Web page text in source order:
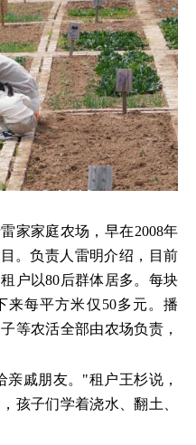
家家庭农场，早在2008年
。负责人雷明介绍，目前
户以80后群体居多。每块
来每平方米仅50多元。播
等农活全部由农场负责，
戚朋友。"租户王杉说，
孩子们学着浇水、翻土、